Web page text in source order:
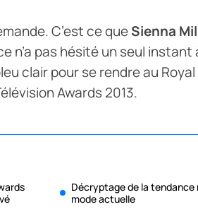
C’est ce queSienna
n’a pas hésité un seul instant
clair pour se rendre au
Awards 2013.
Décryptage de la tendance
mode actuelle